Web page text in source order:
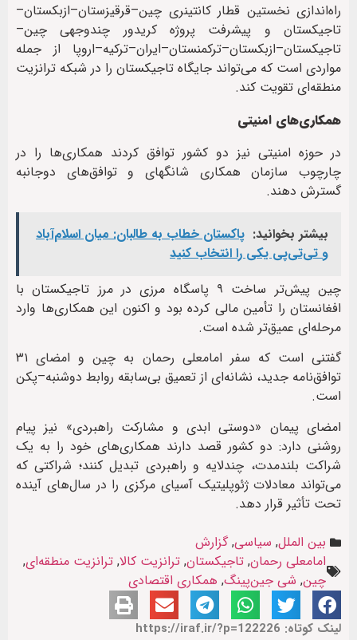
راه‌اندازی نخستین قطار کانتینری چین–قرقیزستان–ازبکستان–
تاجیکستان و پیشرفت پروژه کریدور چندوجهی چین–
تاجیکستان–ازبکستان–ترکمنستان–ایران–ترکیه–اروپا از جمله
مواردی است که می‌تواند جایگاه تاجیکستان را در شبکه ترانزیت
منطقه‌ای تقویت کند.
همکاری‌های امنیتی
در حوزه امنیتی نیز دو کشور توافق کردند همکاری‌ها را در
چارچوب سازمان همکاری شانگهای و توافق‌های دوجانبه
گسترش دهند.
بیشتر بخوانید: پاکستان خطاب به طالبان: میان اسلام‌آباد
و تی‌تی‌پی یکی را انتخاب کنید
چین پیش‌تر ساخت ۹ پاسگاه مرزی در مرز تاجیکستان با
افغانستان را تأمین مالی کرده بود و اکنون این همکاری‌ها وارد
مرحله‌ای عمیق‌تر شده است.
گفتنی است که سفر امامعلی رحمان به چین و امضای ۳۱
توافق‌نامه جدید، نشانه‌ای از تعمیق بی‌سابقه روابط دوشنبه–پکن
است.
امضای پیمان «دوستی ابدی و مشارکت راهبردی» نیز پیام
روشنی دارد: دو کشور قصد دارند همکاری‌های خود را به یک
شراکت بلندمدت، چندلایه و راهبردی تبدیل کنند؛ شراکتی که
می‌تواند معادلات ژئوپلیتیک آسیای مرکزی را در سال‌های آینده
تحت تأثیر قرار دهد.
بین الملل, سیاسی,گزارش
امامعلی رحمان, تاجیکستان, ترانزیت کالا, ترانزیت منطقه‌ای,
چین, شی جین‌پینگ, همکاری اقتصادی
لینک کوتاه: https://iraf.ir/?p=122226